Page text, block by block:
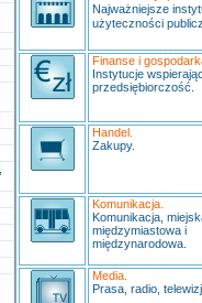
Najważniejsze
użyteczności
Finanse i
Instytucje
przedsiębiorczość.
Handel.
Zakupy.
Komunikacja.
Komunikacja,
międzymiastowa i
międzynarodowa.
Media.
Prasa, radio,